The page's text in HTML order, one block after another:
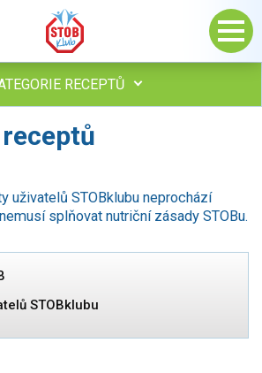
RECEPTŮ
uživatelů STOBklubu neprochází
splňovat nutriční zásady STOBu.
STOBklubu